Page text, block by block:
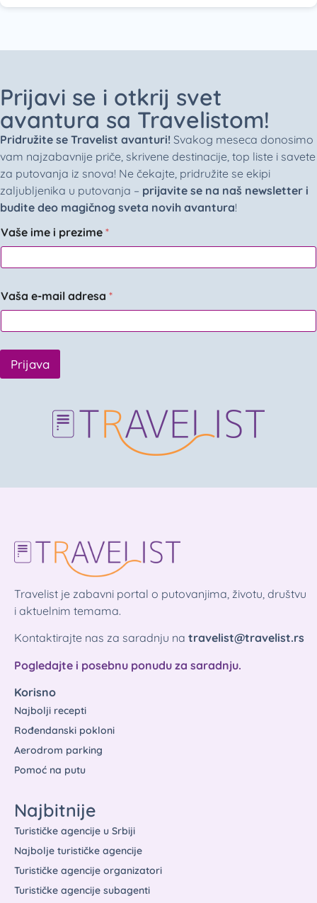
Prijavi se i otkrij svet
avantura sa Travelistom!
Pridružite se Travelist avanturi! Svakog meseca donosimo
vam najzabavnije priče, skrivene destinacije, top liste i savete
za putovanja iz snova! Ne čekajte, pridružite se ekipi
zaljubljenika u putovanja – prijavite se na naš newsletter i
budite deo magičnog sveta novih avantura!
Vaše ime i prezime *
Vaša e-mail adresa *
Prijava
Travelist je zabavni portal o putovanjima, životu, društvu
i aktuelnim temama.
Kontaktirajte nas za saradnju na travelist@travelist.rs
Pogledajte i posebnu ponudu za saradnju.
Korisno
Najbolji recepti
Rođendanski pokloni
Aerodrom parking
Pomoć na putu
Najbitnije
Turističke agencije u Srbiji
Najbolje turističke agencije
Turističke agencije organizatori
Turističke agencije subagenti